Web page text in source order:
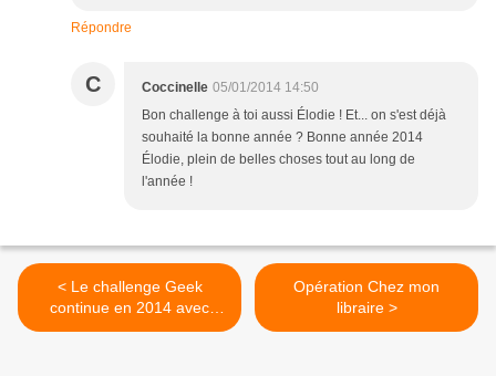
Répondre
C Coccinelle 05/01/2014 14:50
Bon challenge à toi aussi Élodie ! Et... on s'est déjà
souhaité la bonne année ? Bonne année 2014
Élodie, plein de belles choses tout au long de
l'année !
< Le challenge Geek
continue en 2014 avec
Hilde et Sofynet
Opération Chez mon
libraire >